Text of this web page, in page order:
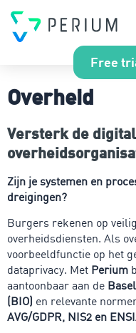
Free
Overheid
Versterk de
Zijn je systemen en
dreigingen?
Burgers rekenen op
overheidsdiensten. Als
voorbeeldfunctie op het
dataprivacy. Met Perium
aantoonbaar aan de
(BIO) en relevante
AVG/GDPR, NIS2 en